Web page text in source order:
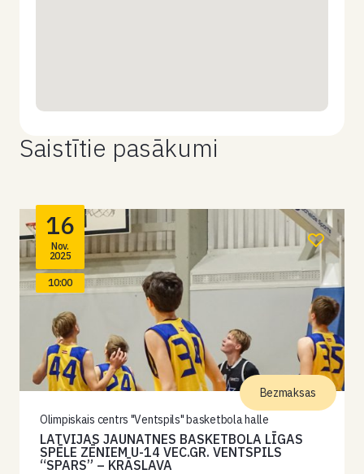
Saistītie pasākumi
16
Nov.
2025
10:00
Olimpiskais centrs "Ventspils" basketbola halle
LATVIJAS JAUNATNES BASKETBOLA LĪGAS
SPĒLE ZĒNIEM U-14 VEC.GR. VENTSPILS
“SPARS” – KRĀSLAVA
Bezmaksas